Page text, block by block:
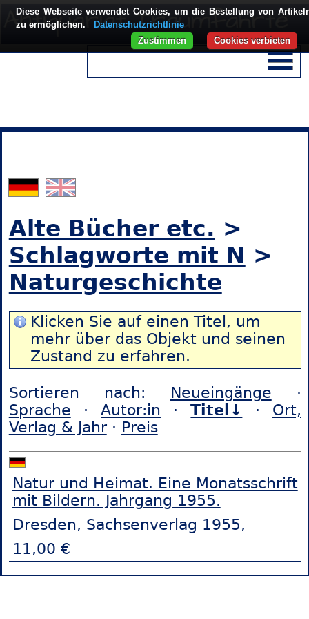
Alte Bücher etc. >
Schlagworte mit N >
Naturgeschichte
Klicken Sie auf einen Titel, um
mehr über das Objekt und seinen
Zustand zu erfahren.
Sortieren nach: Neueingänge ·
Sprache ·Autor:in ·Titel↓ · Ort,
Verlag & Jahr· Preis
Natur und Heimat. Eine Monatsschrift
mit Bildern. Jahrgang 1955.
Dresden, Sachsenverlag 1955,
11,00 €
Diese Webseite verwendet Cookies, um die Bestellung von
zu ermöglichen.
Datenschutzrichtlinie
Cookies verbieten
Zustimmen